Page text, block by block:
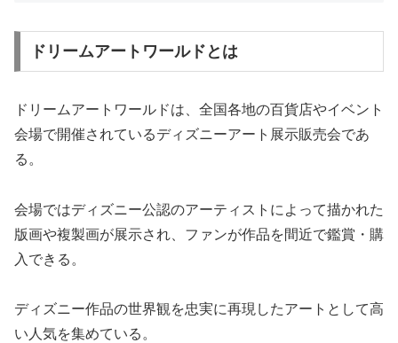
ドリームアートワールドとは
ドリームアートワールドは、全国各地の百貨店やイベント
会場で開催されているディズニーアート展示販売会であ
る。
会場ではディズニー公認のアーティストによって描かれた
版画や複製画が展示され、ファンが作品を間近で鑑賞・購
入できる。
ディズニー作品の世界観を忠実に再現したアートとして高
い人気を集めている。